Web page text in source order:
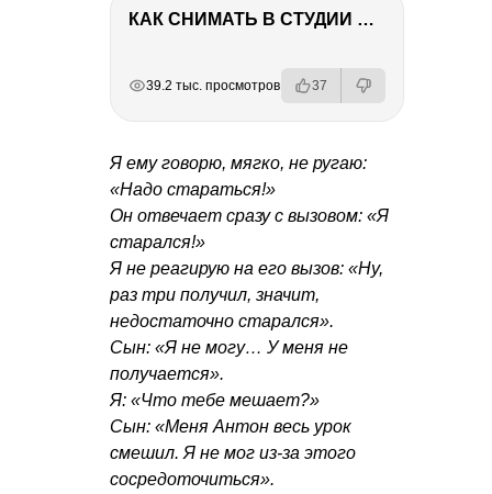
КАК СНИМАТЬ В СТУДИИ СО ВСПЫШКАМИ
39.2 тыс. просмотров 37
Я ему говорю, мягко, не ругаю:
«Надо стараться!»
Он отвечает сразу с вызовом: «Я
старался!»
Я не реагирую на его вызов: «Ну,
раз три получил, значит,
недостаточно старался».
Сын: «Я не могу… У меня не
получается».
Я: «Что тебе мешает?»
Сын: «Меня Антон весь урок
смешил. Я не мог из-за этого
сосредоточиться».